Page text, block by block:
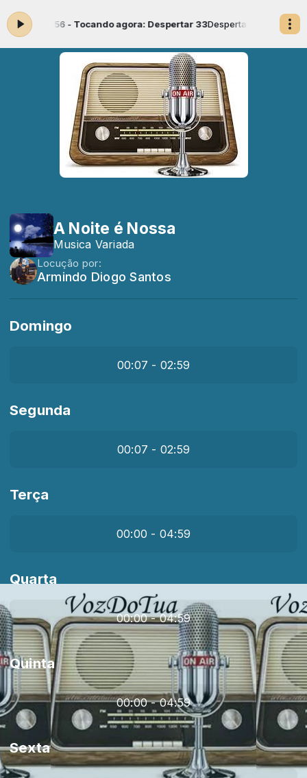
às 07:56 - Tocando agora: Despertar 33Despertar com Armindo
A Noite é Nossa
Musica Variada
Locução por:
Armindo Diogo Santos
Domingo
00:07 - 02:59
Segunda
00:07 - 02:59
Terça
00:00 - 04:59
Quarta
00:00 - 04:59
Quinta
00:00 - 04:59
Sexta